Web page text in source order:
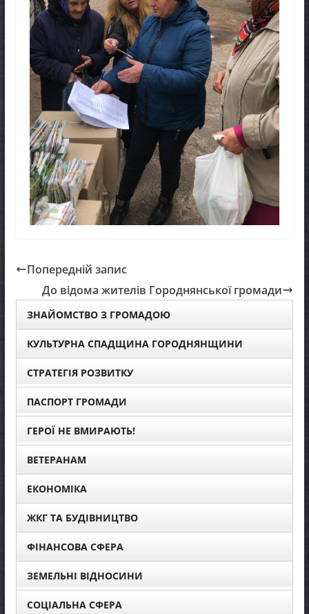
Попередній запис
До відома жителів Городнянської громади
ЗНАЙОМСТВО З ГРОМАДОЮ
КУЛЬТУРНА СПАДЩИНА ГОРОДНЯНЩИНИ
СТРАТЕГІЯ РОЗВИТКУ
ПАСПОРТ ГРОМАДИ
ГЕРОЇ НЕ ВМИРАЮТЬ!
ВЕТЕРАНАМ
ЕКОНОМІКА
ЖКГ ТА БУДІВНИЦТВО
ФІНАНСОВА СФЕРА
ЗЕМЕЛЬНІ ВІДНОСИНИ
СОЦІАЛЬНА СФЕРА